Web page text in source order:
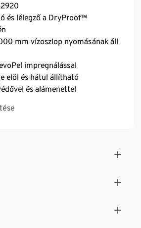
és lélegző a DryProof™
mm vízoszlop nyomásának áll
impregnálással
elöl és hátul állítható
és alámenettel
cipzáras mellzseb